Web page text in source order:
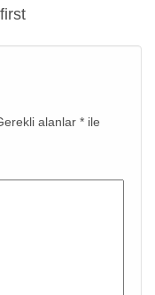
alanlar * ile